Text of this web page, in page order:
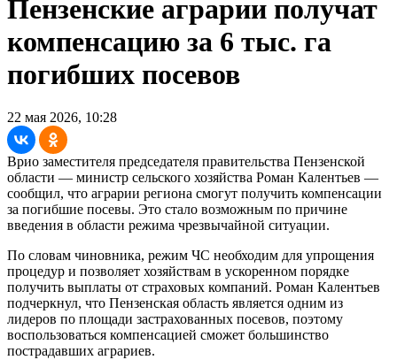
Пензенские аграрии получат
компенсацию за 6 тыс. га
погибших посевов
22 мая 2026, 10:28
Врио заместителя председателя правительства Пензенской
области — министр сельского хозяйства Роман Калентьев —
сообщил, что аграрии региона смогут получить компенсации
за погибшие посевы. Это стало возможным по причине
введения в области режима чрезвычайной ситуации.
По словам чиновника, режим ЧС необходим для упрощения
процедур и позволяет хозяйствам в ускоренном порядке
получить выплаты от страховых компаний. Роман Калентьев
подчеркнул, что Пензенская область является одним из
лидеров по площади застрахованных посевов, поэтому
воспользоваться компенсацией сможет большинство
пострадавших аграриев.